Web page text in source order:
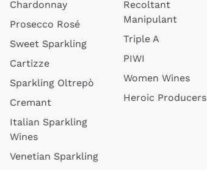
Chardonnay
Prosecco Rosé
Sweet Sparkling
Cartizze
Sparkling Oltrepò
Cremant
Italian Sparkling
Wines
Venetian Sparkling
Recoltant
Manipulant
Triple A
PIWI
Women Wines
Heroic Producers